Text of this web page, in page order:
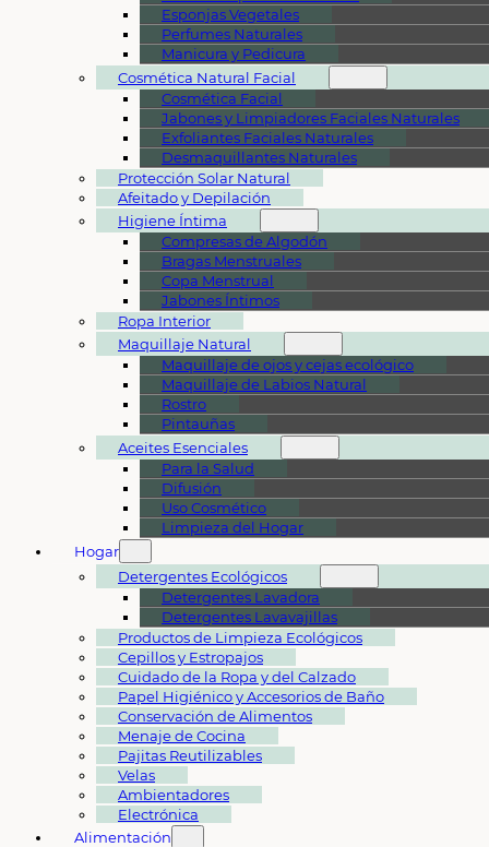
Esponjas Vegetales
Perfumes Naturales
Manicura y Pedicura
Cosmética Natural Facial
Cosmética Facial
Jabones y Limpiadores Faciales Naturales
Exfoliantes Faciales Naturales
Desmaquillantes Naturales
Protección Solar Natural
Afeitado y Depilación
Higiene Íntima
Compresas de Algodón
Bragas Menstruales
Copa Menstrual
Jabones Íntimos
Ropa Interior
Maquillaje Natural
Maquillaje de ojos y cejas ecológico
Maquillaje de Labios Natural
Rostro
Pintauñas
Aceites Esenciales
Para la Salud
Difusión
Uso Cosmético
Limpieza del Hogar
Hogar
Detergentes Ecológicos
Detergentes Lavadora
Detergentes Lavavajillas
Productos de Limpieza Ecológicos
Cepillos y Estropajos
Cuidado de la Ropa y del Calzado
Papel Higiénico y Accesorios de Baño
Conservación de Alimentos
Menaje de Cocina
Pajitas Reutilizables
Velas
Ambientadores
Electrónica
Alimentación